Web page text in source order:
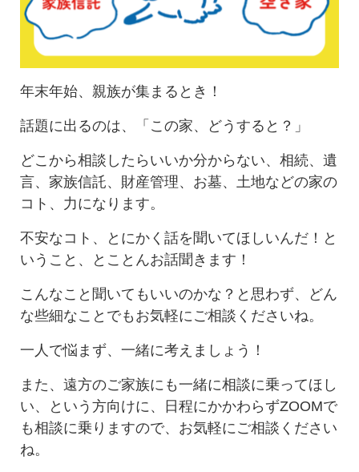
年末年始、親族が集まるとき！
話題に出るのは、「この家、どうすると？」
どこから相談したらいいか分からない、相続、遺
言、家族信託、財産管理、お墓、土地などの家の
コト、力になります。
不安なコト、とにかく話を聞いてほしいんだ！と
いうこと、とことんお話聞きます！
こんなこと聞いてもいいのかな？と思わず、どん
な些細なことでもお気軽にご相談くださいね。
一人で悩まず、一緒に考えましょう！
また、遠方のご家族にも一緒に相談に乗ってほし
い、という方向けに、日程にかかわらずZOOMで
も相談に乗りますので、お気軽にご相談ください
ね。